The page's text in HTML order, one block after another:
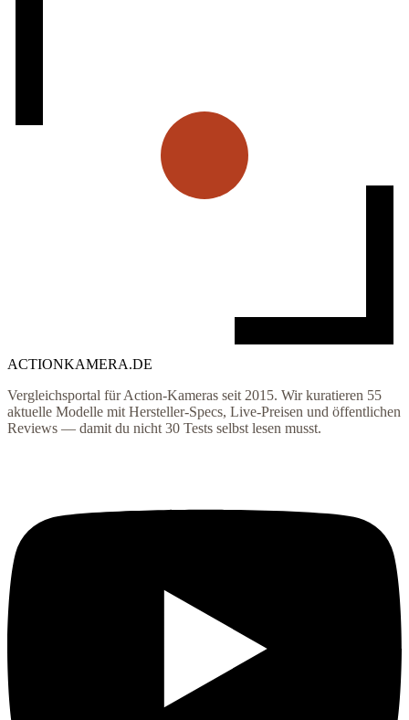
ACTIONKAMERA.DE
Vergleichsportal für Action-Kameras seit 2015. Wir kuratieren 55
aktuelle Modelle mit Hersteller-Specs, Live-Preisen und öffentlichen
Reviews — damit du nicht 30 Tests selbst lesen musst.